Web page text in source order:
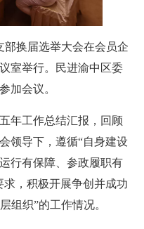
部换届选举大会在会员企
室举行。民进渝中区委
加会议。
年工作总结汇报，回顾
领导下，遵循“自身建设
行有保障、参政履职有
求，积极开展争创并成功
组织”的工作情况。